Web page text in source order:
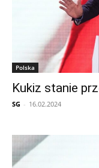
Polska
Kukiz stanie
SG - 16.02.2024